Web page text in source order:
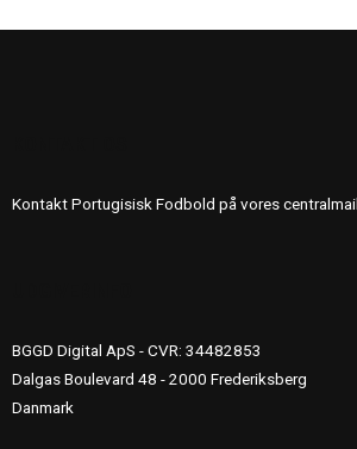
Kontakt Portugisisk Fodbold på vores centralmail
BGGD Digital ApS - CVR: 34482853
Dalgas Boulevard 48 - 2000 Frederiksberg
Danmark